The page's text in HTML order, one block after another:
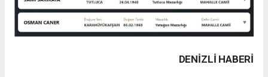
DENIZLI HABERİ